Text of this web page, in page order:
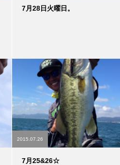
7月28日火曜日。
2015.07.26
7月25&26☆